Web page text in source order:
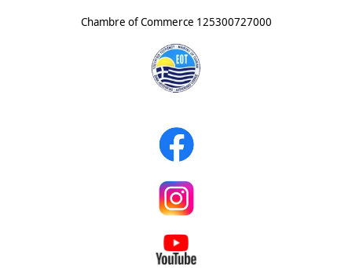
Chambre of Commerce 125300727000